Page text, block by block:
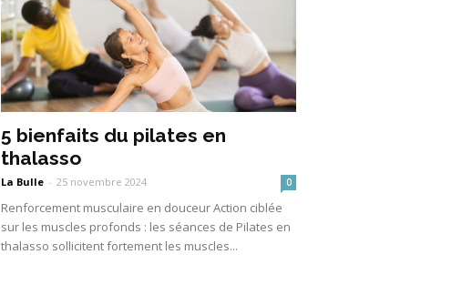
5 bienfaits du pilates en
thalasso
La Bulle - 25 novembre 2024 0
Renforcement musculaire en douceur Action ciblée
sur les muscles profonds : les séances de Pilates en
thalasso sollicitent fortement les muscles...